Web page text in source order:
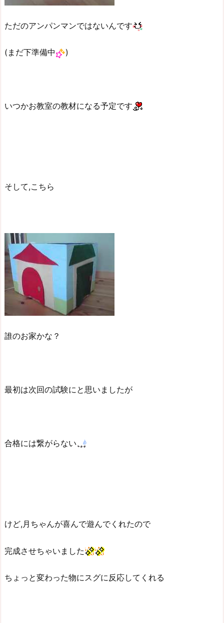
ただのアンパンマンではないんです
(まだ下準備中 )
いつかお教室の教材になる予定です
そして,こちら
誰のお家かな？
最初は次回の試験にと思いましたが
合格には繋がらない
けど,月ちゃんが喜んで遊んでくれたので
完成させちゃいました
ちょっと変わった物にスグに反応してくれる